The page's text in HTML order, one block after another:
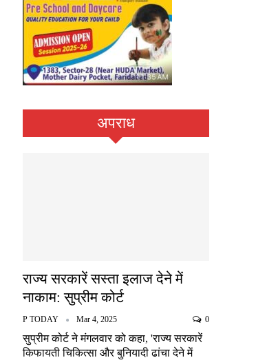
अपराध
राज्य सरकारें सस्ता इलाज देने में
नाकाम: सुप्रीम कोर्ट
P TODAY Mar 4, 2025 0
सुप्रीम कोर्ट ने मंगलवार को कहा, 'राज्य सरकारें
किफायती चिकित्सा और बुनियादी ढांचा देने में